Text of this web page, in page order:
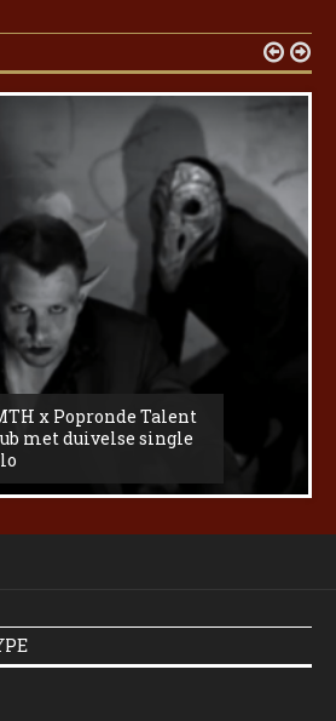
x Popronde Talent
met duivelse single
 